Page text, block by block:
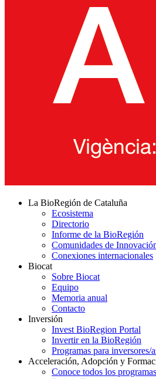
La BioRegión de Cataluña
Ecosistema
Directorio
Informe de la BioRegión
Comunidades de
Conexiones internacionales
Biocat
Sobre Biocat
Equipo
Memoria anual
Contacto
Inversión
Invest BioRegion Portal
Invertir en la BioRegión
Programas para inversores/
Acceleración, Adopción y
Conoce todos los programas